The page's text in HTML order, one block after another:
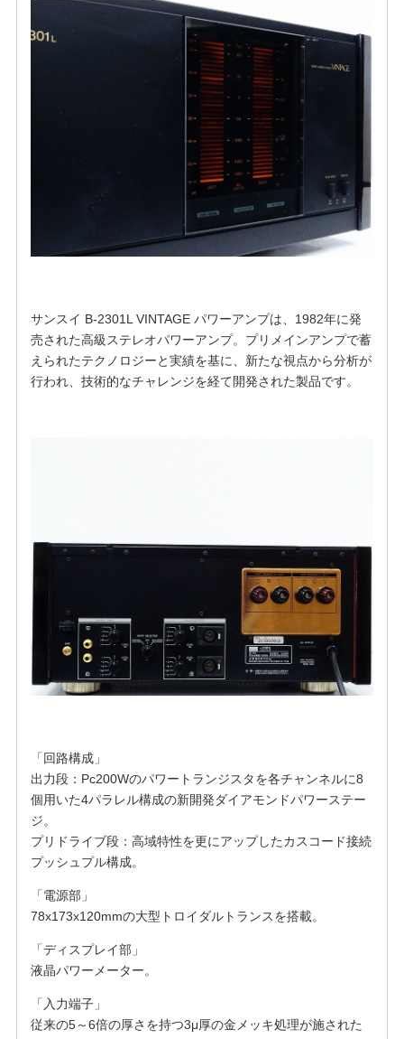
サンスイ B-2301L VINTAGE パワーアンプは、1982年に発
売された高級ステレオパワーアンプ。プリメインアンプで蓄
えられたテクノロジーと実績を基に、新たな視点から分析が
行われ、技術的なチャレンジを経て開発された製品です。
「回路構成」
出力段：Pc200Wのパワートランジスタを各チャンネルに8
個用いた4パラレル構成の新開発ダイアモンドパワーステー
ジ。
プリドライブ段：高域特性を更にアップしたカスコード接続
プッシュプル構成。
「電源部」
78x173x120mmの大型トロイダルトランスを搭載。
「ディスプレイ部」
液晶パワーメーター。
「入力端子」
従来の5～6倍の厚さを持つ3μ厚の金メッキ処理が施された